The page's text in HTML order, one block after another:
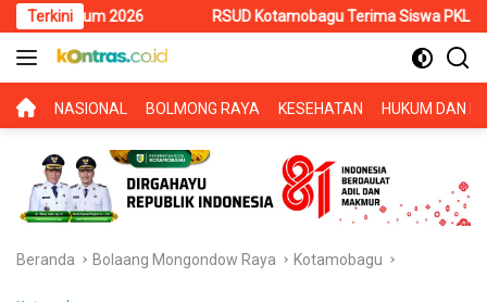
Langsung
ke
konten
Terkini RSUD Kotamobagu Terima Siswa PKL SMK
BERANDA
NASIONAL BOLMONG RAYA KESEHATAN HUKUM DAN
Beranda Bolaang Mongondow Raya Kotamobagu